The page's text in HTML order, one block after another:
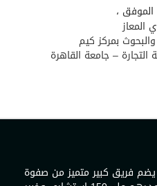
،
المعاز
بمركز كيم
التجارة – جامعة القاهرة
عريق منذ عام 1993 م يضم فريق كبير متميز من صفوة